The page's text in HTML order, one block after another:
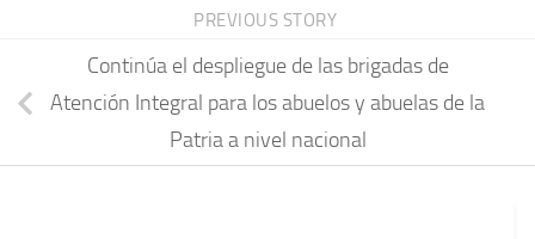
PREVIOUS STORY
Continúa el despliegue de las brigadas de
Atención Integral para los abuelos y abuelas de la
Patria a nivel nacional